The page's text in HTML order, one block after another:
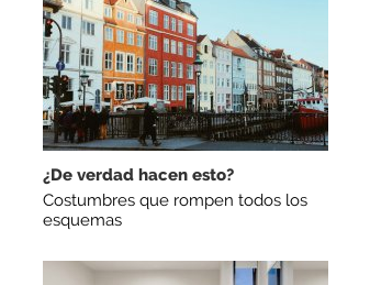
¿De verdad hacen esto?
Costumbres que rompen todos los
esquemas